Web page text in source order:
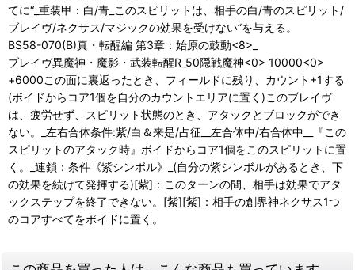
てに“_重装甲：白/青_このスピリットは、相手の白/青のスピリット/
ブレイヴ/ネクサス/マジックの効果を受けない”を与える。
BS58-070(B)真・転醒編 第3章：始原の鼓動<8>_
ブレイヴ異魔神・魔影・武装転醒R_50隠戦魔神<0> 10000<0>
+6000この面に裏返ったとき、フィールドに残り、カウント+1する
(ボイドからコア1個を自分のカウントエリアに置く)このブレイヴ
は、疲労せず、スピリット状態のとき、アタックとブロックができ
ない。_左右合体条件:紫/白＆来是/占征__左合体中/右合体中__『この
スピリットのアタック時』ボイドからコア1個をこのスピリットに置
く。_連鎖：条件《紫シンボル》_(自分の紫シンボルがあるとき、下
の効果を続けて発揮する)[紫]：このターンの間、相手は効果でアタ
ックステップを終了できない。[紫][紫]：相手の創界神ネクサス1つ
のコアすべてをボイドに置く。